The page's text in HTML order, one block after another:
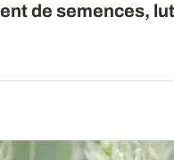
de semences,